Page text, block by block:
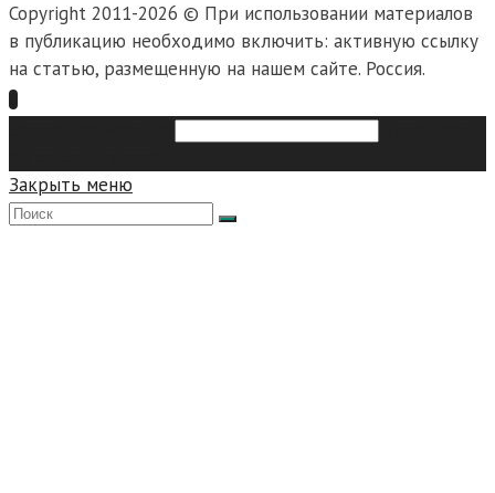
Copyright 2011-2026 © При использовании материалов
в публикацию необходимо включить: активную ссылку
на статью, размещенную на нашем сайте. Россия.
Закрыть меню